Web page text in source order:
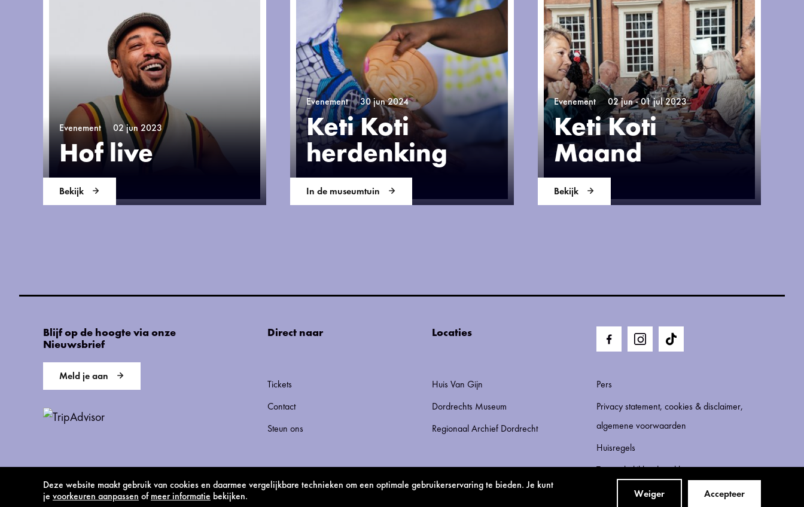
Deze website maakt gebruik van cookies en daarmee vergelijkbare technieken om een optimale gebruikerservaring te bieden. Je kunt
je voorkeuren aanpassen ofmeer informatie bekijken. Weiger Accepteer
Hof live
Evenement 02 jun 2023
Bekijk
Keti Koti
herdenking
Evenement 30 jun 2024
In de museumtuin
Keti Koti
Maand
Evenement 02 jun - 01 jul 2023
Bekijk
Blijf op de hoogte via onze
Nieuwsbrief
Meld je aan
Direct naar
Tickets
Contact
Steun ons
Locaties
Huis Van Gijn
Dordrechts Museum
Regionaal Archief Dordrecht
Pers
Privacy statement, cookies & disclaimer,
algemene voorwaarden
Huisregels
Toegankelijkheidsverklaring